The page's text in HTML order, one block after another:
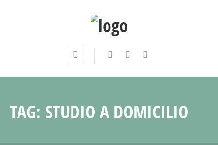
TAG: STUDIO A DOMICILIO